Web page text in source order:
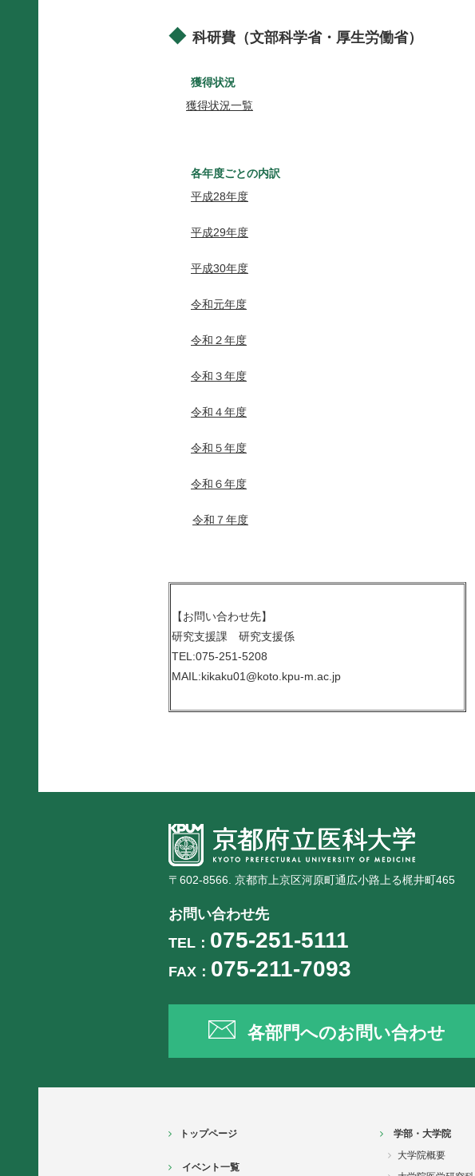
科研費（文部科学省・厚生労働省）
獲得状況
獲得状況一覧
各年度ごとの内訳
平成28年度
平成29年度
平成30年度
令和元年度
令和２年度
令和３年度
令和４年度
令和５年度
令和６年度
令和７年度
【お問い合わせ先】
研究支援課 研究支援係
TEL:075-251-5208
MAIL:kikaku01@koto.kpu-m.ac.jp
〒602-8566. 京都市上京区河原町通広小路上る梶井町465
お問い合わせ先
TEL： 075-251-5111
FAX： 075-211-7093
各部門へのお問い合わせ
トップページ
イベント一覧
学部・大学院
大学院概要